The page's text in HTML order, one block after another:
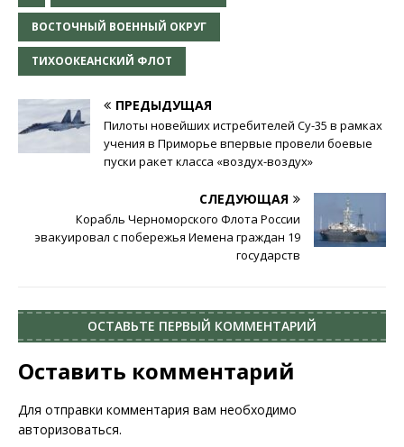
ВОСТОЧНЫЙ ВОЕННЫЙ ОКРУГ
ТИХООКЕАНСКИЙ ФЛОТ
ПРЕДЫДУЩАЯ
Пилоты новейших истребителей Су-35 в рамках
учения в Приморье впервые провели боевые
пуски ракет класса «воздух-воздух»
СЛЕДУЮЩАЯ
Корабль Черноморского Флота России
эвакуировал с побережья Иемена граждан 19
государств
ОСТАВЬТЕ ПЕРВЫЙ КОММЕНТАРИЙ
Оставить комментарий
Для отправки комментария вам необходимо
авторизоваться.